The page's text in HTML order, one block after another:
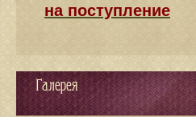
на поступление
Галерея